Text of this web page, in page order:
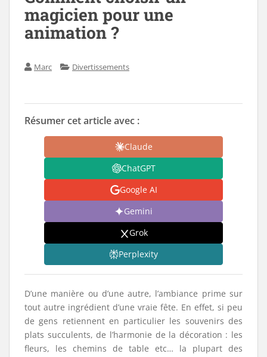
magicien pour une
animation ?
Marc Divertissements
Résumer cet article avec :
Claude
ChatGPT
Google AI
Gemini
Grok
Perplexity
D’une manière ou d’une autre, l’ambiance prime sur
tout autre ingrédient d’une vraie fête. En effet, si peu
de gens retiennent en particulier les souvenirs des
plats succulents, de l’harmonie de la décoration : les
fleurs, les chemins de table etc… la plupart des